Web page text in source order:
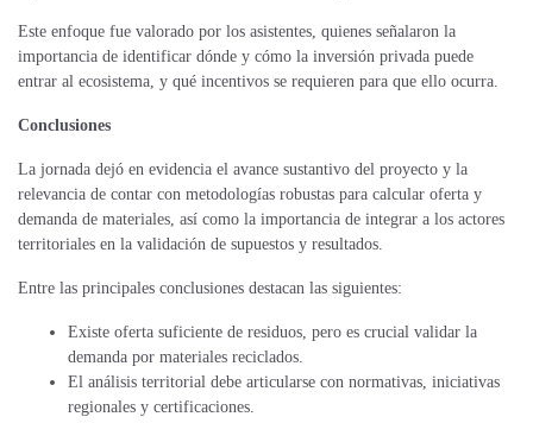
Este enfoque fue valorado por los asistentes, quienes señalaron la
importancia de identificar dónde y cómo la inversión privada puede
entrar al ecosistema, y qué incentivos se requieren para que ello ocurra.
Conclusiones
La jornada dejó en evidencia el avance sustantivo del proyecto y la
relevancia de contar con metodologías robustas para calcular oferta y
demanda de materiales, así como la importancia de integrar a los actores
territoriales en la validación de supuestos y resultados.
Entre las principales conclusiones destacan las siguientes:
Existe oferta suficiente de residuos, pero es crucial validar la
demanda por materiales reciclados.
El análisis territorial debe articularse con normativas, iniciativas
regionales y certificaciones.